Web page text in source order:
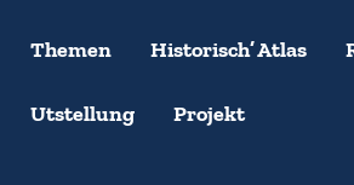
Themen Historisch’ Atlas
Utstellung Projekt